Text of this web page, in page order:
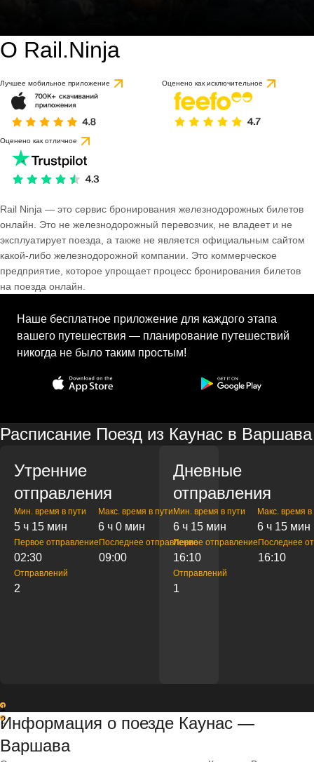
О Rail.Ninja
Лучшее мобильное приложение Оценено как исключительное
Оценено как отличное
Rail Ninja — это сервис бронирования железнодорожных билетов
онлайн. Это не железнодорожный перевозчик, не владеет и не
эксплуатирует поезда, а также не является официальным сайтом
какой-либо железнодорожной компании. Это коммерческое
предприятие, которое упрощает процесс бронирования билетов
на поезда онлайн.
Наше бесплатное приложение для каждого этапа
вашего путешествия — планирование путешествий
никогда не было таким простым!
Расписание Поезд из Каунас в Варшава
Утренние
отправления
Мин. время в пути
5 ч 15 мин
Макс. время в пути
6 ч 0 мин
Первое отправление
02:30
Последнее отправление
09:00
Отправлений
2
Дневные
отправления
Мин. время в пути
6 ч 15 мин
Макс. время в
6 ч 15 мин
Первое отправление
16:10
Последнее
16:10
Отправлений
1
1
2
Информация о поезде Каунас —
Варшава